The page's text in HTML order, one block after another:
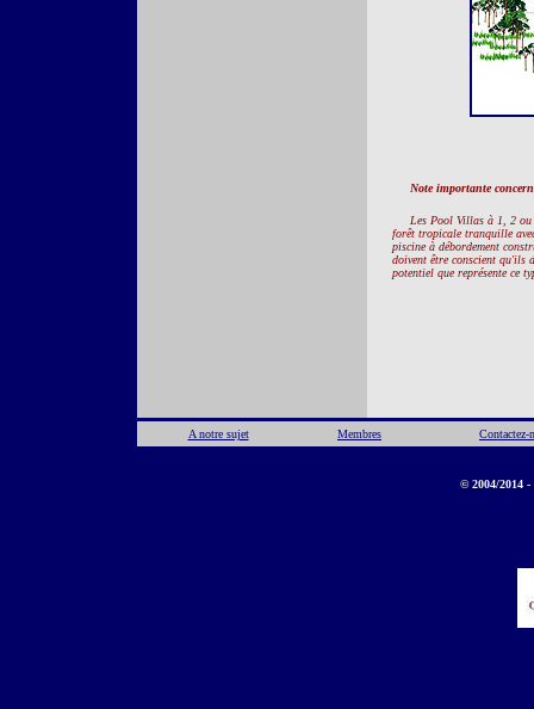
Note importante
Les Pool Villas à 1, 2 ou
forêt tropicale tranquille
piscine à débordement
doivent être conscient qu'ils
potentiel que représente ce
A notre sujet Membres Contactez-
© 2004/2014